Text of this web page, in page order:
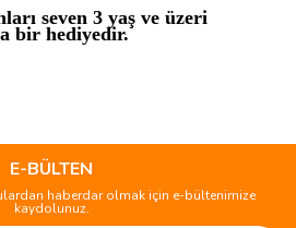
seven 3 yaş ve üzeri
bir hediyedir.
Yorum Yaz
teşekkür ederiz.
E-BÜLTEN
haberdar olmak için e-bültenimize
kaydolunuz.